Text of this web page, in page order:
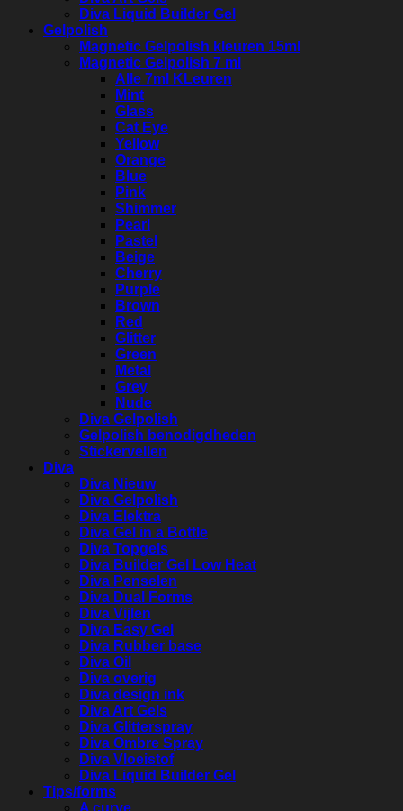
Diva Liquid Builder Gel
Gelpolish
Magnetic Gelpolish kleuren 15ml
Magnetic Gelpolish 7 ml
Alle 7ml KLeuren
Mint
Glass
Cat Eye
Yellow
Orange
Blue
Pink
Shimmer
Pearl
Pastel
Beige
Cherry
Purple
Brown
Red
Glitter
Green
Metal
Grey
Nude
Diva Gelpolish
Gelpolish benodigdheden
Stickervellen
Diva
Diva Nieuw
Diva Gelpolish
Diva Elektra
Diva Gel in a Bottle
Diva Topgels
Diva Builder Gel Low Heat
Diva Penselen
Diva Dual Forms
Diva Vijlen
Diva Easy Gel
Diva Rubber base
Diva Oil
Diva overig
Diva design ink
Diva Art Gels
Diva Glitterspray
Diva Ombre Spray
Diva Vloeistof
Diva Liquid Builder Gel
Tips/forms